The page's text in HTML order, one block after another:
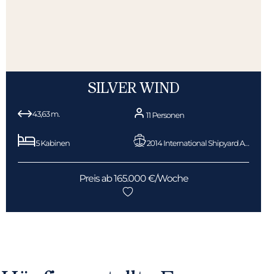
SILVER WIND
43,63 m. 11 Personen
5 Kabinen 2014 International Shipyard Ancona
Preis ab 165.000 €/Woche